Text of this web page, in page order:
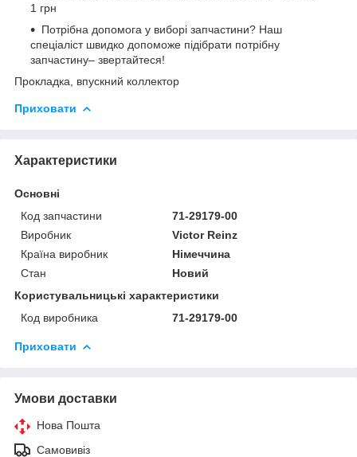
1 грн
Потрібна допомога у виборі запчастини? Наш
спеціаліст швидко допоможе підібрати потрібну
запчастину– звертайтеся!
Прокладка, впускний коллектор
Приховати
Характеристики
Основні
Код запчастини
71-29179-00
Виробник
Victor Reinz
Країна виробник
Німеччина
Стан
Новий
Користувальницькі характеристики
Код виробника
71-29179-00
Приховати
Умови доставки
Нова Пошта
Самовивіз